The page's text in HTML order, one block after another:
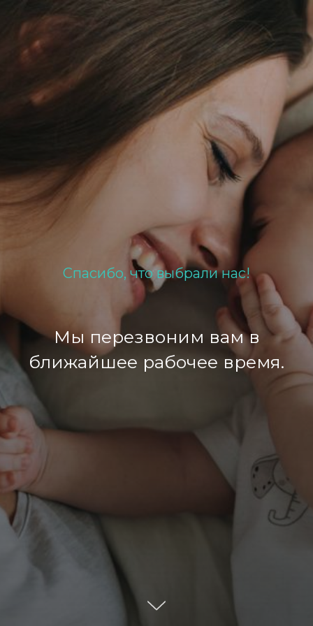
Спасибо, что выбрали нас!
Мы перезвоним вам в
ближайшее рабочее время.